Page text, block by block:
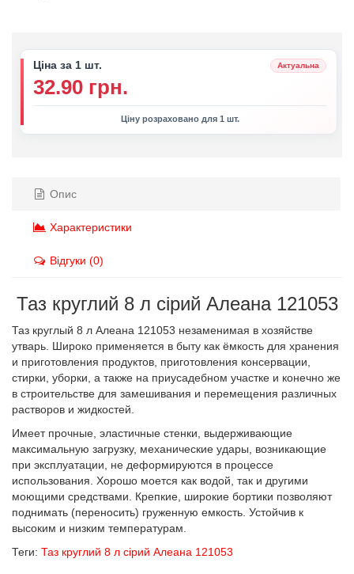
Ціна за 1 шт. Актуальна
32.90 грн.
Ціну розраховано для 1 шт.
Опис
Характеристики
Відгуки (0)
Таз круглий 8 л сірий Алеана 121053
Таз круглый 8 л Алеана 121053 незаменимая в хозяйстве
утварь. Широко применяется в быту как ёмкость для хранения
и приготовления продуктов, приготовления консервации,
стирки, уборки, а также на приусадебном участке и конечно же
в строительстве для замешивания и перемещения различных
растворов и жидкостей.
Имеет прочные, эластичные стенки, выдерживающие
максимальную загрузку, механические удары, возникающие
при эксплуатации, не деформируются в процессе
использования. Хорошо моется как водой, так и другими
моющими средствами. Крепкие, широкие бортики позволяют
поднимать (переносить) груженную емкость. Устойчив к
высоким и низким температурам.
Теги: Таз круглий 8 л сірий Алеана 121053